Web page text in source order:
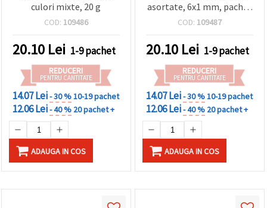
culori mixte, 20 g
COD: 109486
20.10 Lei 1-9 pachet
REDUCERI
PENTRU CANTITATE
14.07 Lei- 30 %10-19 pachet
12.06 Lei- 40 % 20 pachet +
ADAUGA IN COS
asortate, 6x1 mm, pachet
20 g
COD: 109487
20.10 Lei 1-9 pachet
REDUCERI
PENTRU CANTITATE
14.07 Lei- 30 %10-19 pachet
12.06 Lei- 40 % 20 pachet +
ADAUGA IN COS